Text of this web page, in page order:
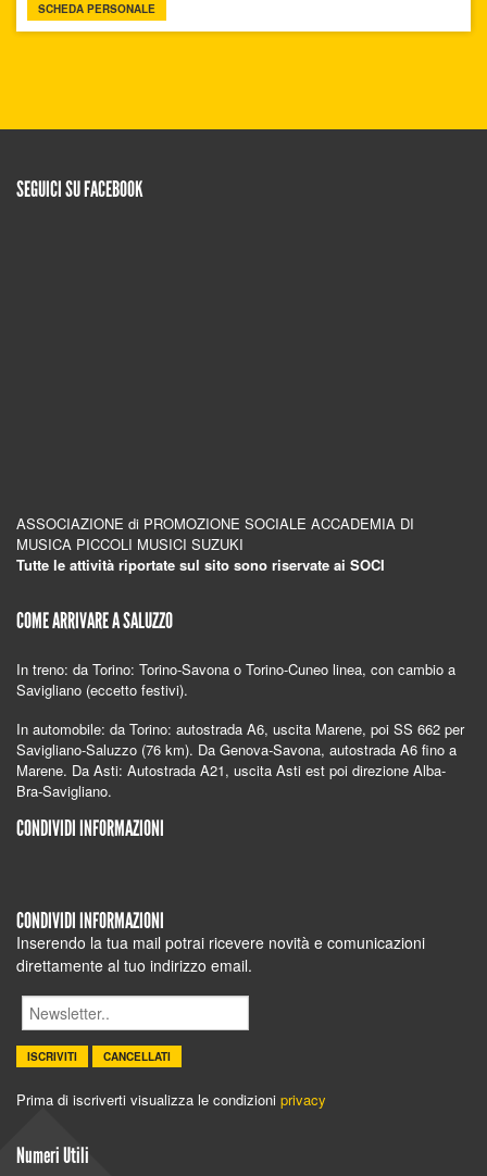
SCHEDA PERSONALE
SEGUICI SU FACEBOOK
ASSOCIAZIONE di PROMOZIONE SOCIALE ACCADEMIA DI
MUSICA PICCOLI MUSICI SUZUKI
Tutte le attività riportate sul sito sono riservate ai SOCI
COME ARRIVARE A SALUZZO
In treno: da Torino: Torino-Savona o Torino-Cuneo linea, con cambio a
Savigliano (eccetto festivi).
In automobile: da Torino: autostrada A6, uscita Marene, poi SS 662 per
Savigliano-Saluzzo (76 km). Da Genova-Savona, autostrada A6 fino a
Marene. Da Asti: Autostrada A21, uscita Asti est poi direzione Alba-
Bra-Savigliano.
CONDIVIDI INFORMAZIONI
CONDIVIDI INFORMAZIONI
Inserendo la tua mail potrai ricevere novità e comunicazioni
direttamente al tuo indirizzo email.
ISCRIVITI CANCELLATI
Prima di iscriverti visualizza le condizioni privacy
Numeri Utili